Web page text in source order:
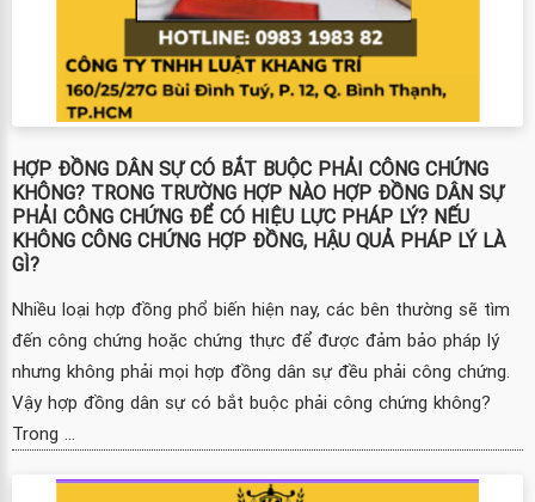
HỢP ĐỒNG DÂN SỰ CÓ BẮT BUỘC PHẢI CÔNG CHỨNG
KHÔNG? TRONG TRƯỜNG HỢP NÀO HỢP ĐỒNG DÂN SỰ
PHẢI CÔNG CHỨNG ĐỂ CÓ HIỆU LỰC PHÁP LÝ? NẾU
KHÔNG CÔNG CHỨNG HỢP ĐỒNG, HẬU QUẢ PHÁP LÝ LÀ
GÌ?
Nhiều loại hợp đồng phổ biến hiện nay, các bên thường sẽ tìm
đến công chứng hoặc chứng thực để được đảm bảo pháp lý
nhưng không phải mọi hợp đồng dân sự đều phải công chứng.
Vậy hợp đồng dân sự có bắt buộc phải công chứng không?
Trong ...